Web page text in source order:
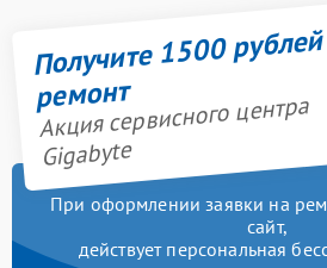
Получите 1500
ремонт
Акция сервисного центра
Gigabyte
При оформлении заявки на
сайт,
действует персональная